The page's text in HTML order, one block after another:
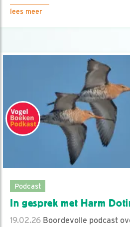
lees meer
Podcast
In gesprek met Harm
19.02.26 Boordevolle podcast